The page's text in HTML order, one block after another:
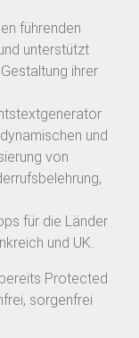
führenden
unterstützt
ihrer
und
von
für die Länder
und UK.
Protected
sorgenfrei